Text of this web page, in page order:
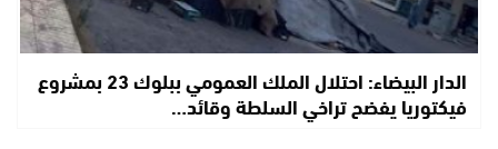
الدار البيضاء: احتلال الملك العمومي ببلوك 23 بمشروع
فيكتوريا يفضح تراخي السلطة وقائد…